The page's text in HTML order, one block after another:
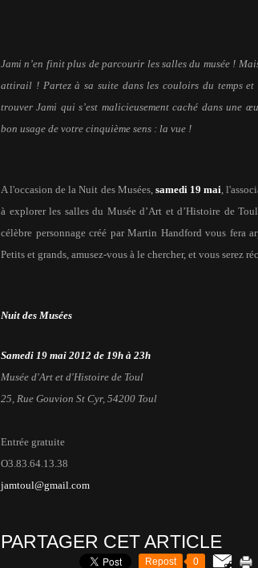
Jami n’en finit plus de parcourir les salles du musée !
attirail ! Partez à sa suite dans les couloirs du temps
trouver Jami qui s’est malicieusement caché dans une
bon usage de votre cinquième sens : la vue !
A l'occasion de la Nuit des Musées, samedi 19 mai,
à explorer les salles du Musée d’Art et d’Histoire de
célèbre personnage créé par Martin Handford vous fera
Petits et grands, amusez-vous à le chercher, et vous serez
Nuit des Musées
Samedi 19 mai 2012 de 19h à 23h
Musée d'Art et d'Histoire de Toul
25, Rue Gouvion St Cyr, 54200 Toul
Entrée gratuite
O3.83.64.13.38
jamtoul@gmail.com
PARTAGER CET ARTICLE
Repost 0